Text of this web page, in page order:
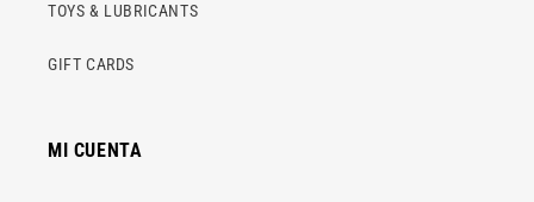
TOYS & LUBRICANTS
GIFT CARDS
MI CUENTA